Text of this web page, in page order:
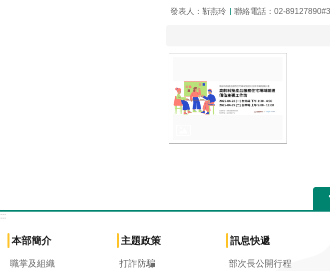
發表人：靳燕玲 聯絡電話：02-
:::
本部簡介
職掌及組織
主題政策
打詐防騙
訊息快遞
部次長公開行程